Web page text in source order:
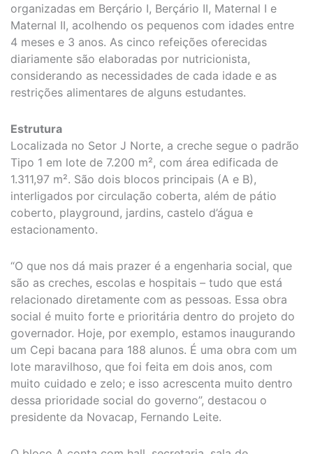
organizadas em Berçário I, Berçário II, Maternal I e
Maternal II, acolhendo os pequenos com idades entre
4 meses e 3 anos. As cinco refeições oferecidas
diariamente são elaboradas por nutricionista,
considerando as necessidades de cada idade e as
restrições alimentares de alguns estudantes.
Estrutura
Localizada no Setor J Norte, a creche segue o padrão
Tipo 1 em lote de 7.200 m², com área edificada de
1.311,97 m². São dois blocos principais (A e B),
interligados por circulação coberta, além de pátio
coberto, playground, jardins, castelo d’água e
estacionamento.
“O que nos dá mais prazer é a engenharia social, que
são as creches, escolas e hospitais – tudo que está
relacionado diretamente com as pessoas. Essa obra
social é muito forte e prioritária dentro do projeto do
governador. Hoje, por exemplo, estamos inaugurando
um Cepi bacana para 188 alunos. É uma obra com um
lote maravilhoso, que foi feita em dois anos, com
muito cuidado e zelo; e isso acrescenta muito dentro
dessa prioridade social do governo”, destacou o
presidente da Novacap, Fernando Leite.